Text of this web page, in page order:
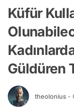
Küfür
Güldüren
theolonius -